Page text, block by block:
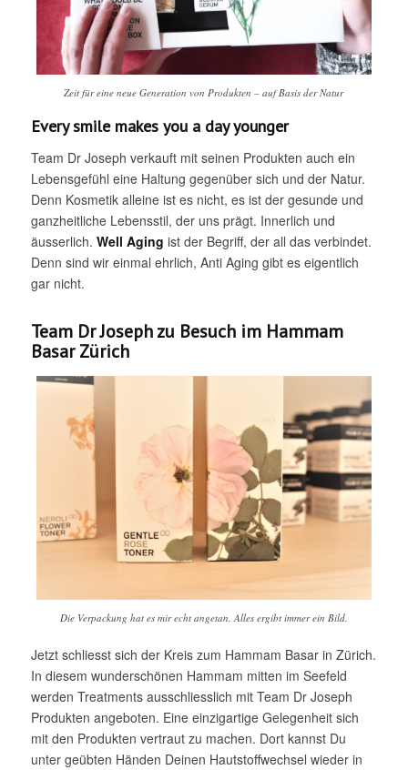
Zeit für eine neue Generation von Produkten – auf Basis der Natur
Every smile makes you a day younger
Team Dr Joseph verkauft mit seinen Produkten auch ein
Lebensgefühl eine Haltung gegenüber sich und der Natur.
Denn Kosmetik alleine ist es nicht, es ist der gesunde und
ganzheitliche Lebensstil, der uns prägt. Innerlich und
äusserlich. Well Aging ist der Begriff, der all das verbindet.
Denn sind wir einmal ehrlich, Anti Aging gibt es eigentlich
gar nicht.
Team Dr Joseph zu Besuch im Hammam
Basar Zürich
Die Verpackung hat es mir echt angetan. Alles ergibt immer ein Bild.
Jetzt schliesst sich der Kreis zum Hammam Basar in Zürich.
In diesem wunderschönen Hammam mitten im Seefeld
werden Treatments ausschliesslich mit Team Dr Joseph
Produkten angeboten. Eine einzigartige Gelegenheit sich
mit den Produkten vertraut zu machen. Dort kannst Du
unter geübten Händen Deinen Hautstoffwechsel wieder in